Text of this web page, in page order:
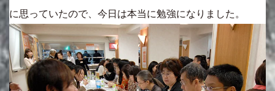
に思っていたので、今日は本当に勉強になりました。